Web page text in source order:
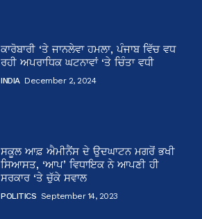
ਕਾਰੋਬਾਰੀ ‘ਤੇ ਜਾਨਲੇਵਾ ਹਮਲਾ, ਪੰਜਾਬ ਵਿੱਚ ਵਧ
ਰਹੀ ਅਪਰਾਧਿਕ ਘਟਨਾਵਾਂ ‘ਤੇ ਚਿੰਤਾ ਵਧੀ
INDIA December 2, 2024
ਸਕੂਲ ਆਫ਼ ਐਮੀਨੈਂਸ ਦੇ ਉਦਘਾਟਨ ਮਗਰੋਂ ਭਖੀ
ਸਿਆਸਤ, ‘ਆਪ’ ਵਿਧਾਇਕ ਨੇ ਆਪਣੀ ਹੀ
ਸਰਕਾਰ ‘ਤੇ ਚੁੱਕੇ ਸਵਾਲ
POLITICS September 14, 2023